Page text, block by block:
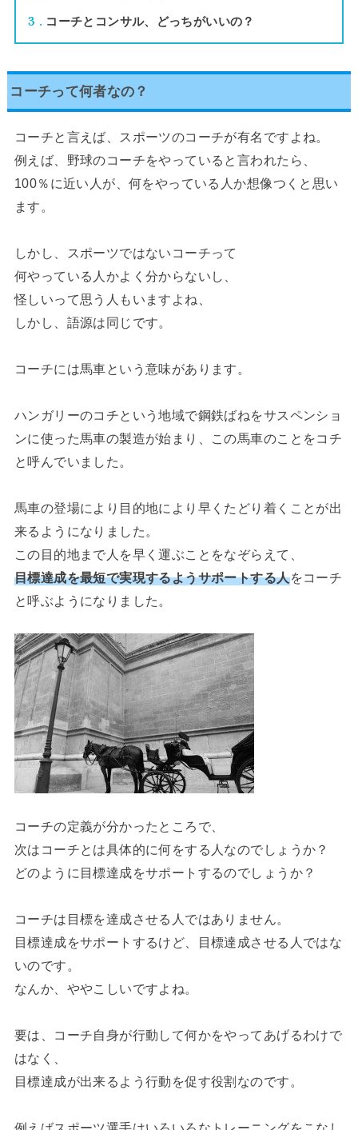
3 コーチとコンサル、どっちがいいの？
コーチって何者なの？
コーチと言えば、スポーツのコーチが有名ですよね。
例えば、野球のコーチをやっていると言われたら、
100％に近い人が、何をやっている人か想像つくと思い
ます。
しかし、スポーツではないコーチって
何やっている人かよく分からないし、
怪しいって思う人もいますよね、
しかし、語源は同じです。
コーチには馬車という意味があります。
ハンガリーのコチという地域で鋼鉄ばねをサスペンショ
ンに使った馬車の製造が始まり、この馬車のことをコチ
と呼んでいました。
馬車の登場により目的地により早くたどり着くことが出
来るようになりました。
この目的地まで人を早く運ぶことをなぞらえて、
目標達成を最短で実現するようサポートする人をコーチ
と呼ぶようになりました。
コーチの定義が分かったところで、
次はコーチとは具体的に何をする人なのでしょうか？
どのように目標達成をサポートするのでしょうか？
コーチは目標を達成させる人ではありません。
目標達成をサポートするけど、目標達成させる人ではな
いのです。
なんか、ややこしいですよね。
要は、コーチ自身が行動して何かをやってあげるわけで
はなく、
目標達成が出来るよう行動を促す役割なのです。